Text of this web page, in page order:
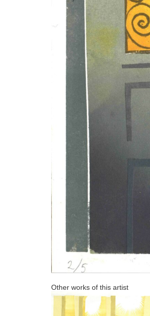
Other works of this artist